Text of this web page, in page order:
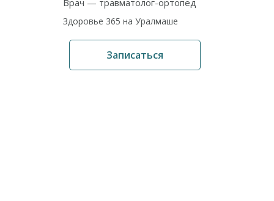
Врач — травматолог-ортопед
Здоровье 365 на Уралмаше
Записаться